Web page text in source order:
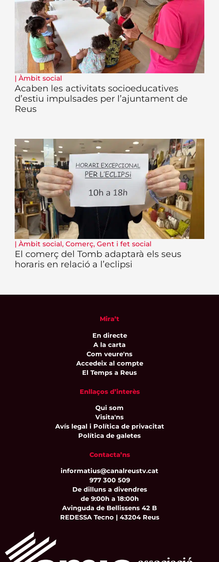
| Àmbit social
Acaben les activitats socioeducatives
d’estiu impulsades per l’ajuntament de
Reus
| Àmbit social, Comerç, Gent i fet social
El comerç del Tomb adaptarà els seus
horaris en relació a l’eclipsi
Mira’t
En directe
A la carta
Com veure'ns
Accedeix al compte
El Temps a Reus
Enllaços d’interès
Qui som
Visita'ns
Avís legal i Política de privacitat
Política de galetes
Contacta’ns
informatius@canalreustv.cat
977 300 509
De dilluns a divendres
de 9:00h a 18:00h
Avinguda de Bellissens 42 B
REDESSA Tecno | 43204 Reus